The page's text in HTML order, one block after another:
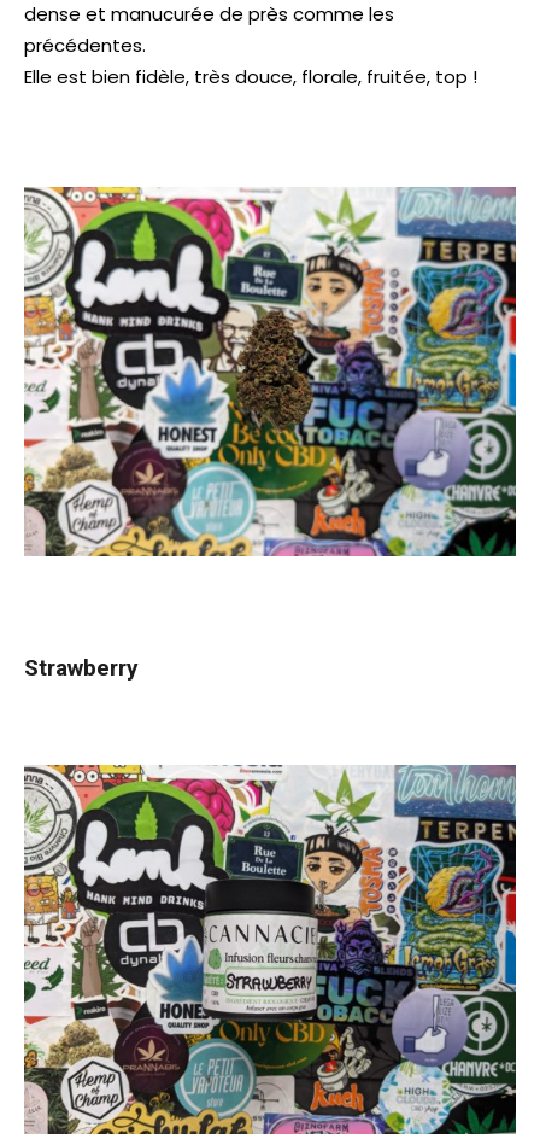
dense et manucurée de près comme les
précédentes.
Elle est bien fidèle, très douce, florale, fruitée, top !
Strawberry